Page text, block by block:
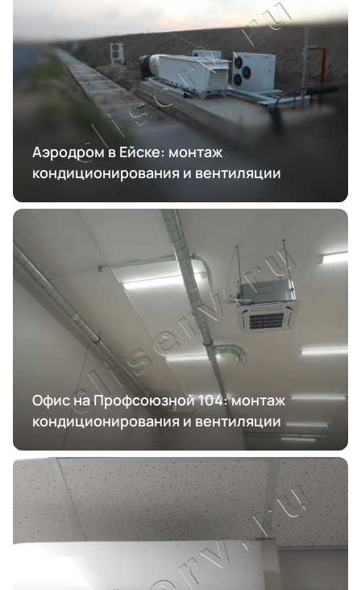
Аэродром в Ейске: монтаж
кондиционирования и вентиляции
Офис на Профсоюзной 104: монтаж
кондиционирования и вентиляции